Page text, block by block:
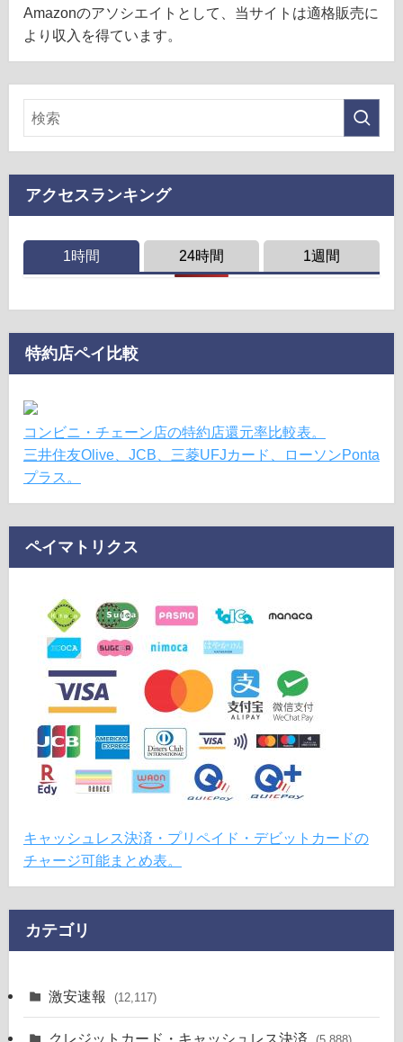
Amazonのアソシエイトとして、当サイトは適格販売に
より収入を得ています。
アクセスランキング
1時間 24時間 1週間
特約店ペイ比較
コンビニ・チェーン店の特約店還元率比較表。
三井住友Olive、JCB、三菱UFJカード、ローソンPonta
プラス。
ペイマトリクス
キャッシュレス決済・プリペイド・デビットカードの
チャージ可能まとめ表。
カテゴリ
激安速報 (12,117)
クレジットカード・キャッシュレス決済